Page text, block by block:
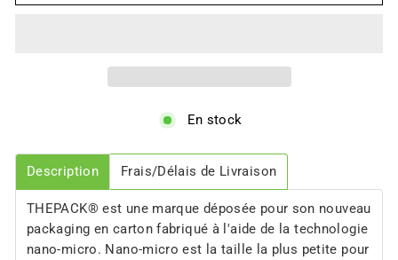
En stock
Description Frais/Délais de Livraison
THEPACK® est une marque déposée pour son nouveau
packaging en carton fabriqué à l'aide de la technologie
nano-micro. Nano-micro est la taille la plus petite pour